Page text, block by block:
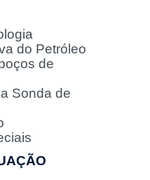
do Petróleo
de
Sonda de